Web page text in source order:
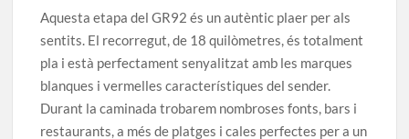
Aquesta etapa del GR92 és un autèntic plaer per als
sentits. El recorregut, de 18 quilòmetres, és totalment
pla i està perfectament senyalitzat amb les marques
blanques i vermelles característiques del sender.
Durant la caminada trobarem nombroses fonts, bars i
restaurants, a més de platges i cales perfectes per a un